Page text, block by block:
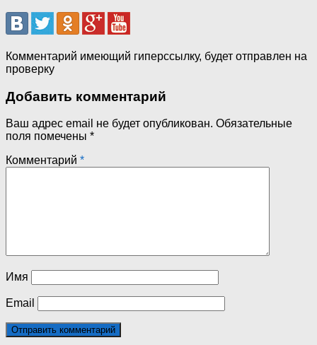
Комментарий имеющий гиперссылку, будет отправлен на
проверку
Добавить комментарий
Ваш адрес email не будет опубликован. Обязательные
поля помечены *
Комментарий *
Имя
Email